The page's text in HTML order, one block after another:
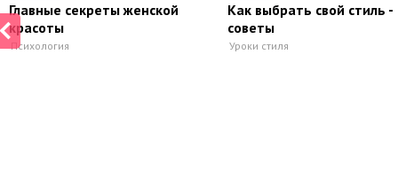
Главные секреты женской
красоты
Психология
Как выбрать свой стиль -
советы
Уроки стиля